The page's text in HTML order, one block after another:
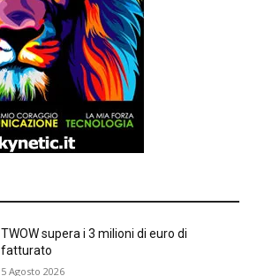
TWOW supera i 3 milioni di euro di
fatturato
5 Agosto 2026